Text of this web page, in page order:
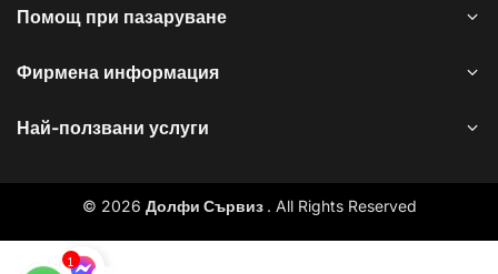
Помощ при пазаруване
Фирмена информация
Най-ползвани услуги
© 2026 Долфи Сървиз . All Rights Reserved
1